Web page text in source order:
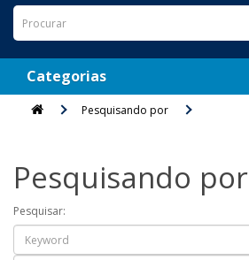
Categorias
Pesquisando por
Pesquisando por
Pesquisar: